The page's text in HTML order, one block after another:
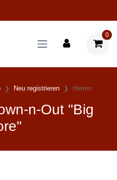
0
Neu registrieren Herren
n-Out "Big